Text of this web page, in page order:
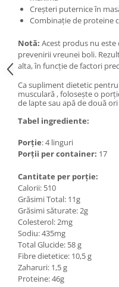
Creșteri puternice în
Combinație de proteine
Notă: Acest produs nu
prevenirii vreunei boli.
alta, în funcție de factori
Ca supliment dietetic
musculară , folosește o
de lapte sau apă de două ori
Tabel ingrediente:
Porție: 4 linguri
Porții per container: 17
Cantitate per porție:
Calorii: 510
Grăsimi Total: 11g
Grăsimi săturate: 2g
Colesterol: 2mg
Sodiu: 435mg
Total Glucide: 58 g
Fibre dietetice: 10,5 g
Zaharuri: 1,5 g
Proteine​​: 46g